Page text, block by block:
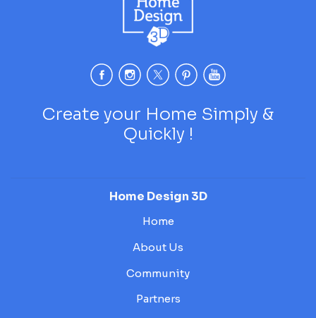
Create your Home Simply &
Quickly !
Home Design 3D
Home
About Us
Community
Partners